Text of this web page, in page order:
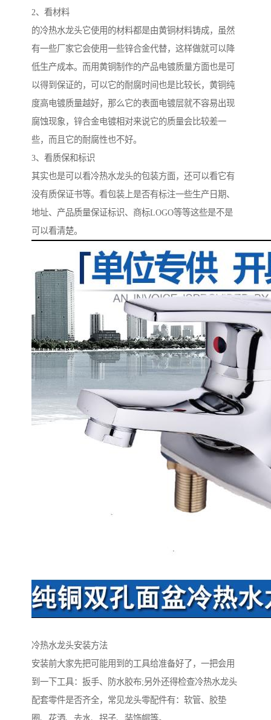
2、看材料
的冷热水龙头它使用的材料都是由黄铜材料铸成，虽然
有一些厂家它会使用一些锌合金代替，这样做就可以降
低生产成本。而用黄铜制作的产品电镀质量方面也是可
以得到保证的，可以它的耐腐时间也是比较长，黄铜纯
度高电镀质量越好，那么它的表面电镀层就不容易出现
腐蚀现象，锌合金电镀相对来说它的质量会比较差一
些，而且它的耐腐性也不好。
3、看质保和标识
其实也是可以看冷热水龙头的包装方面，还可以看它有
没有质保证书等。看包装上是否有标注一些生产日期、
地址、产品质量保证标识、商标LOGO等等这些是不是
可以看清楚。
冷热水龙头安装方法
安装前大家先把可能用到的工具给准备好了，一把会用
到一下工具：扳手、防水胶布;另外还得检查冷热水龙头
配套零件是否齐全，常见龙头零配件有：软管、胶垫